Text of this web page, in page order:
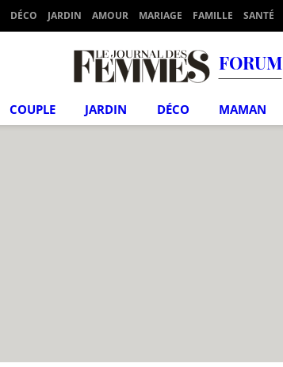
DÉCO JARDIN AMOUR MARIAGE FAMILLE SANTÉ
FORUM
COUPLE JARDIN DÉCO MAMAN